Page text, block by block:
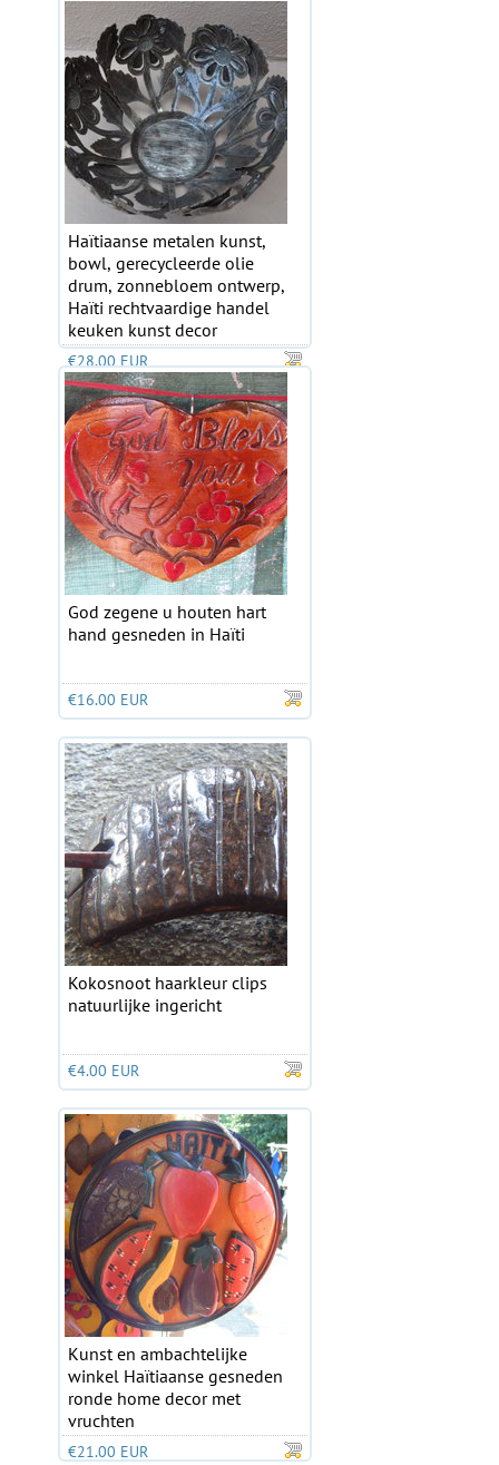
Haïtiaanse metalen kunst,
bowl, gerecycleerde olie
drum, zonnebloem ontwerp,
Haïti rechtvaardige handel
keuken kunst decor
€28.00 EUR
God zegene u houten hart
hand gesneden in Haïti
€16.00 EUR
Kokosnoot haarkleur clips
natuurlijke ingericht
€4.00 EUR
Kunst en ambachtelijke
winkel Haïtiaanse gesneden
ronde home decor met
vruchten
€21.00 EUR